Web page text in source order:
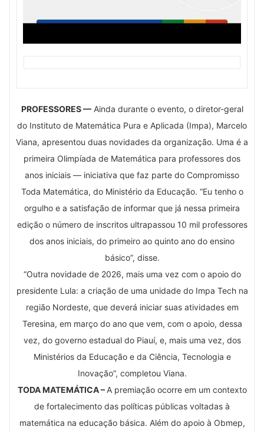
PROFESSORES —Ainda durante o evento, o diretor-geral
do Instituto de Matemática Pura e Aplicada (Impa), Marcelo
Viana, apresentou duas novidades da organização. Uma é a
primeira Olimpíada de Matemática para professores dos
anos iniciais — iniciativa que faz parte do Compromisso
Toda Matemática, do Ministério da Educação. “Eu tenho o
orgulho e a satisfação de informar que já nessa primeira
edição o número de inscritos ultrapassou 10 mil professores
dos anos iniciais, do primeiro ao quinto ano do ensino
básico”, disse.
“Outra novidade de 2026, mais uma vez com o apoio do
presidente Lula: a criação de uma unidade do Impa Tech na
região Nordeste, que deverá iniciar suas atividades em
Teresina, em março do ano que vem, com o apoio, dessa
vez, do governo estadual do Piauí, e, mais uma vez, dos
Ministérios da Educação e da Ciência, Tecnologia e
Inovação”, completou Viana.
TODA MATEMÁTICA – A premiação ocorre em um contexto
de fortalecimento das políticas públicas voltadas à
matemática na educação básica. Além do apoio à Obmep,